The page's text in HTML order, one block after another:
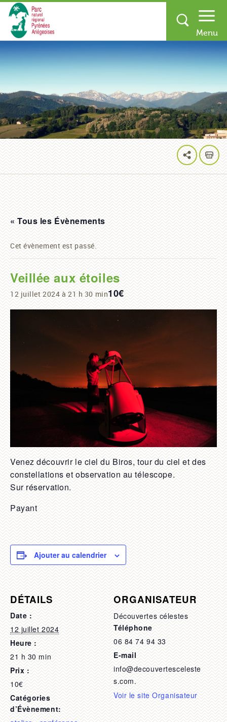
« Tous les Évènements
Cet évènement est passé.
Veillée aux étoiles
12 juillet 2024 à 21 h 30 min10€
Venez découvrir le ciel du Biros, tour du ciel et des
constellations et observation au télescope.
Sur réservation.
Payant
Ajouter au calendrier
DÉTAILS
Date :
12 juillet 2024
Heure :
21 h 30 min
Prix :
10€
Catégories
d’Évènement:
ORGANISATEUR
Découvertes célestes
Téléphone
06 84 74 94 33
E-mail
info@decouvertesceleste
s.com.
Voir le site Organisateur